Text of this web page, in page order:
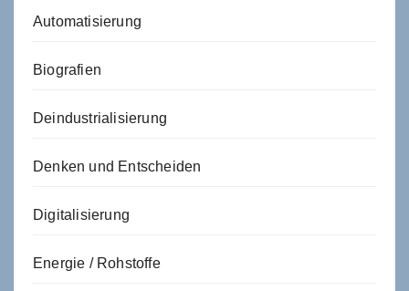
Automatisierung
Biografien
Deindustrialisierung
Denken und Entscheiden
Digitalisierung
Energie / Rohstoffe